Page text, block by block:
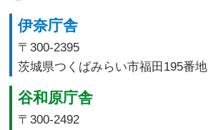
伊奈庁舎
〒300-2395
茨城県つくばみらい市福田195番地
谷和原庁舎
〒300-2492